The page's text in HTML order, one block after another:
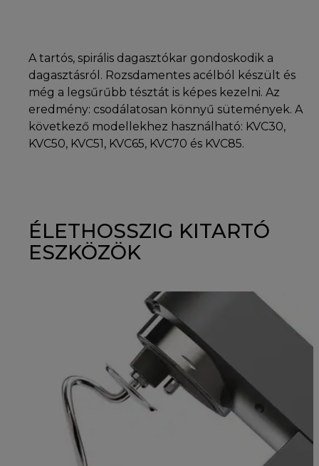
A tartós, spirális dagasztókar gondoskodik a
dagasztásról. Rozsdamentes acélból készült és
még a legsűrűbb tésztát is képes kezelni. Az
eredmény: csodálatosan könnyű sütemények. A
következő modellekhez használható: KVC30,
KVC50, KVC51, KVC65, KVC70 és KVC85.
ÉLETHOSSZIG KITARTÓ
ESZKÖZÖK